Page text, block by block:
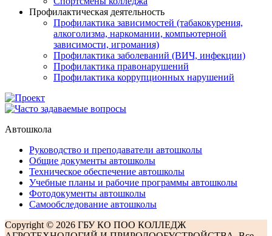
Профилактическая деятельность
Профилактика зависимостей (табакокурения,
алкоголизма, наркомании, компьютерной
зависимости, игромания)
Профилактика заболеваний (ВИЧ, инфекции)
Профилактика правонарушений
Профилактика коррупционных нарушений
Автошкола
Руководство и преподаватели автошколы
Общие документы автошколы
Техническое обеспечение автошколы
Учебные планы и рабочие программы автошколы
Фотодокументы автошколы
Самообследование автошколы
Copyright © 2026 ГБУ КО ПОО КОЛЛЕДЖ